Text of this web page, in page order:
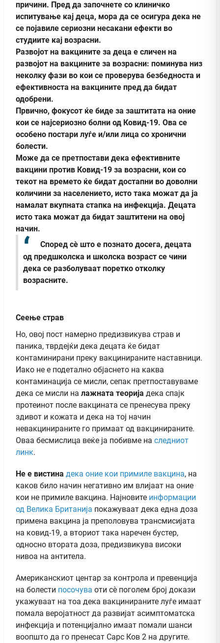
причини. Пред да започнете со клиничко
испитување кај деца, мора да се осигура дека не
се појавиле сериозни несакани ефекти во
студиите кај возрасни.
Развојот на вакцините за деца е сличен на
развојот на вакцините за возрасни: поминува низ
неколку фази во кои се проверува безбедноста и
ефективноста на вакцините пред да бидат
одобрени.
Првично, фокусот ќе биде за заштитата на оние
кои се најсериозно болни од Ковид-19. Ова се
особено постари луѓе и/или лица со хронични
болести.
Може да се претпостави дека ефективните
вакцини против Ковид-19 за возрасни, кои со
текот на времето ќе бидат достапни во доволни
количини за населението, исто така можат да ја
намалат вкупната стапка на инфекција. Децата
исто така можат да бидат заштитени на овој
начин.
Според сè што е познато досега, децата
од предшколска и школска возраст се чини
дека се разболуваат поретко отколку
возрасните.
Сеење страв
Но, овој пост намерно предизвикува страв и
паника, тврдејќи дека децата ќе бидат
контаминирани преку вакцинираните наставници.
Иако не е подетално објаснето на каква
контаминација се мисли, сепак претпоставуваме
дека се мисли на лажната теорија дека спајк
протеинот после вакцината се пренесува преку
здивот и кожата и дека на тој начин
невакцинираните го примаат од вакцинираните.
Оваа бесмислица веќе ја побивме на следниот
линк.
Не е вистина дека оние кои примиле вакцина, на
каков било начин негативно им влијаат на оние
кои не примиле вакцина. Најновите информации
од Велика Британија покажуваат дека една доза
примена вакцина ја преполовува трансмисијата
на ковид-19, а вториот така наречен бустер,
односно втората доза, предизвикува високи
нивоа на антитела.
Американскиот центар за контрола и превенција
на болести посочува оти сè поголем број докази
укажуваат на тоа дека вакцинираните луѓе имаат
помала веројатност да развијат асимптоматска
инфекција и потенцијално имаат помали шанси
воопшто да го пренесат Сарс Ков 2 на другите.